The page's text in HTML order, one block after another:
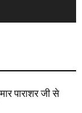
पाराशर जी से